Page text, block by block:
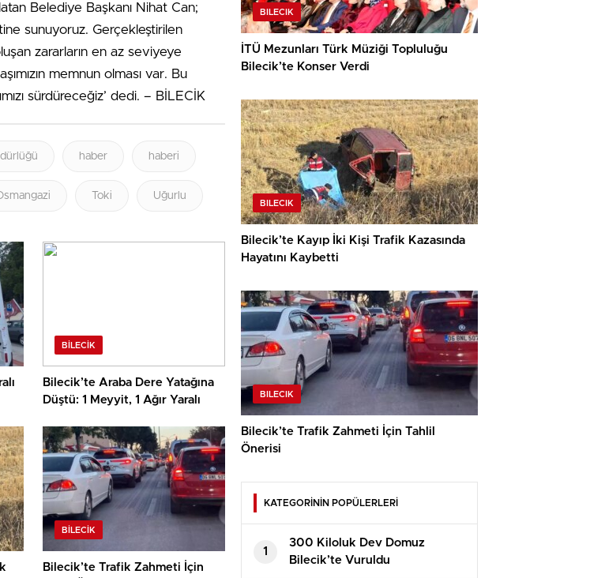
Belediye Başkanı Nihat Can;
sunuyoruz. Gerçekleştirilen
zararların en az seviyeye
memnun olması var. Bu
sürdüreceğiz’ dedi. – BİLECİK
haber haberi
Toki Uğurlu
BILECIK
Bilecik’te Araba Dere Yatağına
Düştü: 1 Meyyit, 1 Ağır Yaralı
BILECIK
Bilecik’te Trafik Zahmeti İçin
BILECIK
İTÜ Mezunları Türk Müziği Topluluğu
Bilecik’te Konser Verdi
BILECIK
Bilecik’te Kayıp İki Kişi Trafik Kazasında
Hayatını Kaybetti
BILECIK
Bilecik’te Trafik Zahmeti İçin Tahlil
Önerisi
KATEGORİNİN POPÜLERLERİ
1
300 Kiloluk Dev Domuz
Bilecik’te Vuruldu